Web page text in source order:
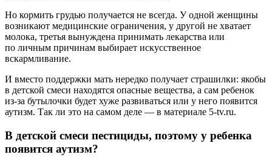
Но кормить грудью получается не всегда. У одной женщины
возникают медицинские ограничения, у другой не хватает
молока, третья вынуждена принимать лекарства или
по личным причинам выбирает искусственное
вскармливание.
И вместо поддержки мать нередко получает страшилки: якобы
в детской смеси находятся опасные вещества, а сам ребенок
из-за бутылочки будет хуже развиваться или у него появится
аутизм. Так ли это на самом деле — в материале 5-tv.ru.
В детской смеси пестициды, поэтому у ребенка
появится аутизм?